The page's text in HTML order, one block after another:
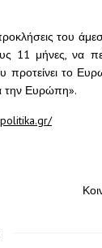
του
11 μήνες, να
το
την Ευρώπη».